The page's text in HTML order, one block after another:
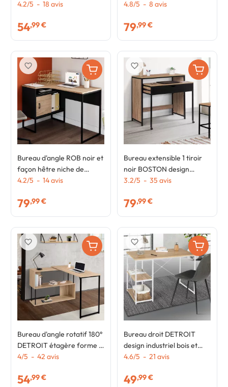
informatique avec
4.2/5 - 18 avis
54,99 €
rangement et porte design
4.8/5 - 8 avis
79,99 €
Bureau d'angle ROB noir et
façon hêtre niche de
rangement et porte design
4.2/5 - 14avis
79,99 €
favorite_border
Bureau extensible 1 tiroir
noir BOSTON design
industriel
3.2/5 - 35 avis
79,99 €
favorite_border
Bureau d'angle rotatif 180°
DETROIT étagère forme S
design industriel
4/5 - 42 avis
54,99 €
favorite_border
Bureau droit DETROIT
design industriel bois et
métal blanc
4.6/5 - 21 avis
49,99 €
favorite_border